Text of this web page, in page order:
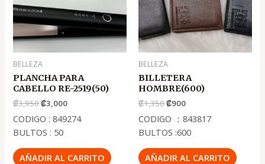
BELLEZA
PLANCHA PARA
CABELLO RE-2519(50)
₡3,950₡3,000
CODIGO : 849274
BULTOS : 50
AÑADIR AL CARRITO
BELLEZA
BILLETERA
HOMBRE(600)
₡1,350₡900
CODIGO ：843817
BULTOS :600
AÑADIR AL CARRITO